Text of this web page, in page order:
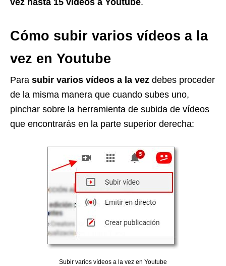
vez hasta 15 vídeos a Youtube.
Cómo subir varios vídeos a la
vez en Youtube
Para subir varios vídeos a la vez debes proceder
de la misma manera que cuando subes uno,
pinchar sobre la herramienta de subida de vídeos
que encontrarás en la parte superior derecha:
Subir varios vídeos a la vez en Youtube